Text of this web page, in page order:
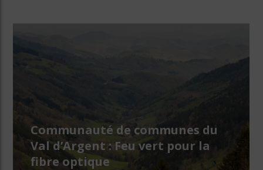
Communauté de communes du
Val d’Argent : Feu vert pour la
fibre optique